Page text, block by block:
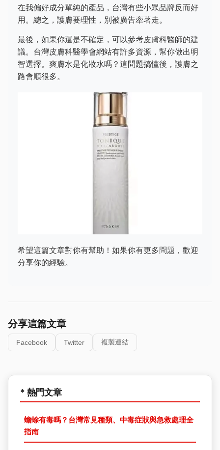
在我偏好成分單純的產品，台灣有些小眾品牌反而好
用。總之，護膚要理性，別被廣告牽著走。
最後，如果你還是不確定，可以參考皮膚科醫師的建
議。台灣皮膚科醫學會網站有許多資源，幫你做出明
智選擇。爽膚水是化妝水嗎？這問題搞懂後，護膚之
路會順很多。
希望這篇文章對你有幫助！如果你有更多問題，歡迎
分享你的經驗。
分享這篇文章
Facebook Twitter 複製連結
* 熱門文章
蟾蜍有毒嗎？台灣常見種類、中毒症狀與急救處理全
指南